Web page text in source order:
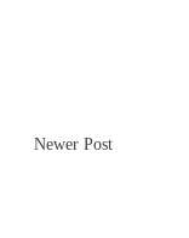
Newer Post